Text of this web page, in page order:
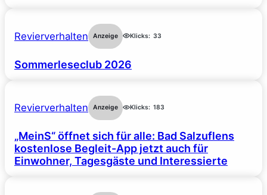
Revierverhalten Anzeige Klicks: 33
Sommerleseclub 2026
Revierverhalten Anzeige Klicks: 183
„MeinS“ öffnet sich für alle: Bad Salzuflens
kostenlose Begleit-App jetzt auch für
Einwohner, Tagesgäste und Interessierte